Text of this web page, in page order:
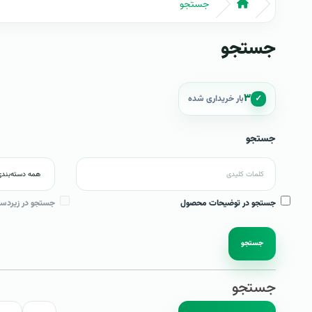
جستجو
جستجو
✓ ۳بار خریداری شده
جستجو
جستجو در توضیحات محصول جستجو در
جستجو
جستجو